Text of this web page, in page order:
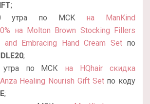
;
утра по МСК на ManKind
на Molton Brown Stocking Fillers
and Embracing Hand Cream Setпо
;
утра по МСК на HQhair скидка
Healing Nourish Gift Setпо коду
;